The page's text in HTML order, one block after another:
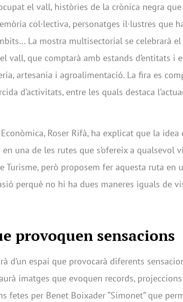
el vall, històries de la crònica negra
col·lectiva, personatges il·lustres que
La mostra multisectorial se celebrarà
vall, que comptarà amb estands d’entitats i
artesania i agroalimentació. La fira es
d’activitats, entre les quals destaca
Roser Rifà, ha explicat que la idea
en una de les rutes que s’ofereix a qualsevol
Turisme, però proposem fer aquesta ruta en
perquè no hi ha dues maneres iguals de
provoquen sensacions
d’un espai que provocarà diferents
imatges que evoquen records, projeccions
fetes per Benet Boixader “Simonet” que